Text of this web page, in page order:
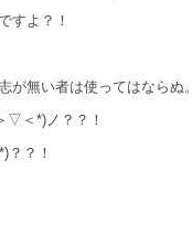
すよ？！
が無い者は使ってはならぬ。
▽＜*)ノ？？！
？！